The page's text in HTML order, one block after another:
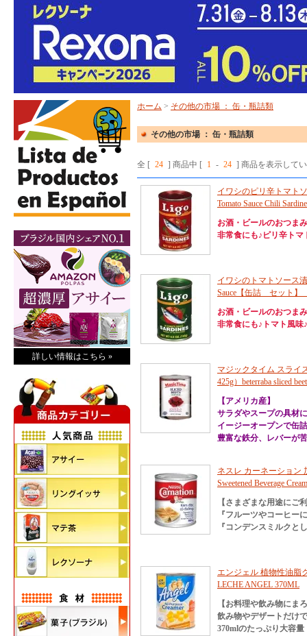
詳しい情報はこちら »
ホーム > その他の市場 ： 缶・瓶詰類
その他の市場 ： 缶・瓶詰類
全 [ 24 ] 商品中 [ 1 - 24 ] 商品を表示して
イワシのピリ辛トマト
Tomato Sauce Chili
お酒・ビールのおつま
非常食にも♪ピリ辛トマ
イワシのトマトソース漬
Sauce【缶詰 セット】
お酒・ビールのおつま
非常食にも♪トマト風味♪
マジックタイム スライ
425g）beterraba sliced
【アメリカ産】
サラダやスープの具材に
イージーオープンで缶
豊富な鉄分、レバーが
ネスレ カーネーション
Sweetened Beverage
【さまざまな用途にご
『フルーツやコーヒー
『コンデンスミルクと
エンジェル 植物性油脂
LECHE ANGEL 370ML
【お料理や飲み物にま
飲み物やデザートだけ
370mlのたっぷり大容量